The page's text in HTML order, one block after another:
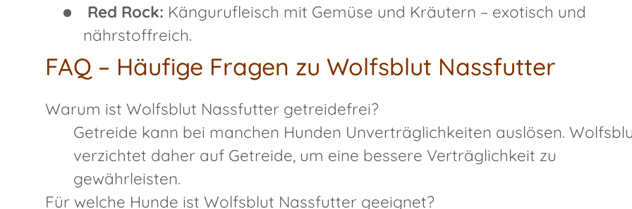
Red Rock: Kängurufleisch mit Gemüse und Kräutern – exotisch und
nährstoffreich.
FAQ – Häufige Fragen zu Wolfsblut Nassfutter
Warum ist Wolfsblut Nassfutter getreidefrei?
Getreide kann bei manchen Hunden Unverträglichkeiten auslösen.
verzichtet daher auf Getreide, um eine bessere Verträglichkeit zu
gewährleisten.
Für welche Hunde ist Wolfsblut Nassfutter geeignet?